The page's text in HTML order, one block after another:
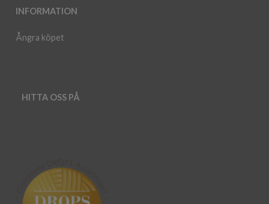
INFORMATION
Ångra köpet
HITTA OSS PÅ